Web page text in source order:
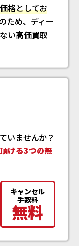
格としてお
ため、ディー
い高価買取
いませんか？
ける3つの無
キャンセル
手数料
無料